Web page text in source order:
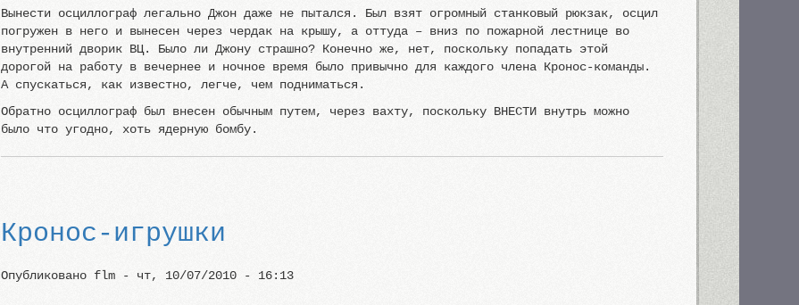
Вынести осциллограф легально Джон даже не пытался. Был взят огромный станковый рюкзак, осцил
погружен в него и вынесен через чердак на крышу, а оттуда – вниз по пожарной лестнице во
внутренний дворик ВЦ. Было ли Джону страшно? Конечно же, нет, поскольку попадать этой
дорогой на работу в вечернее и ночное время было привычно для каждого члена Кронос-команды.
А спускаться, как известно, легче, чем подниматься.
Обратно осциллограф был внесен обычным путем, через вахту, поскольку ВНЕСТИ внутрь можно
было что угодно, хоть ядерную бомбу.
Кронос-игрушки
Опубликовано flm- чт, 10/07/2010 - 16:13